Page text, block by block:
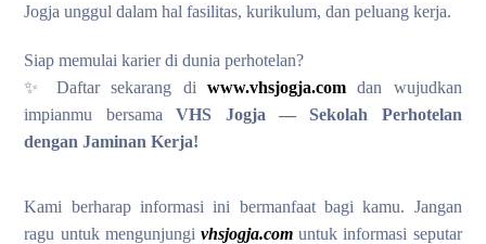
Jogja unggul dalam hal fasilitas, kurikulum, dan peluang kerja.
Siap memulai karier di dunia perhotelan?
✨ Daftar sekarang di www.vhsjogja.comdan wujudkan
impianmu bersamaVHS Jogja — Sekolah Perhotelan
dengan Jaminan Kerja!
Kami berharap informasi ini bermanfaat bagi kamu. Jangan
ragu untuk mengunjungi vhsjogja.com untuk informasi seputar